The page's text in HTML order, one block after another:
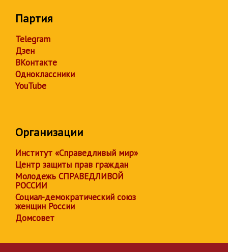
Партия
Telegram
Дзен
ВКонтакте
Одноклассники
YouTube
Организации
Институт «Справедливый мир»
Центр защиты прав граждан
Молодежь СПРАВЕДЛИВОЙ
РОССИИ
Социал-демократический союз
женщин России
Домсовет